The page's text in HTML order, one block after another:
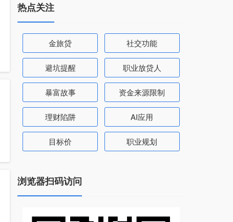
热点关注
金旅贷 社交功能
避坑提醒 职业放贷人
暴富故事 资金来源限制
理财陷阱 AI应用
目标价 职业规划
浏览器扫码访问